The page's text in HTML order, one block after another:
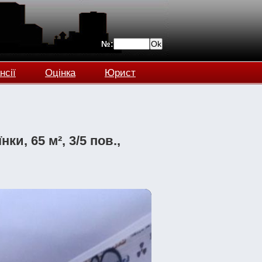
№:
Оцінка Юрист
65 м², 3/5 пов.,